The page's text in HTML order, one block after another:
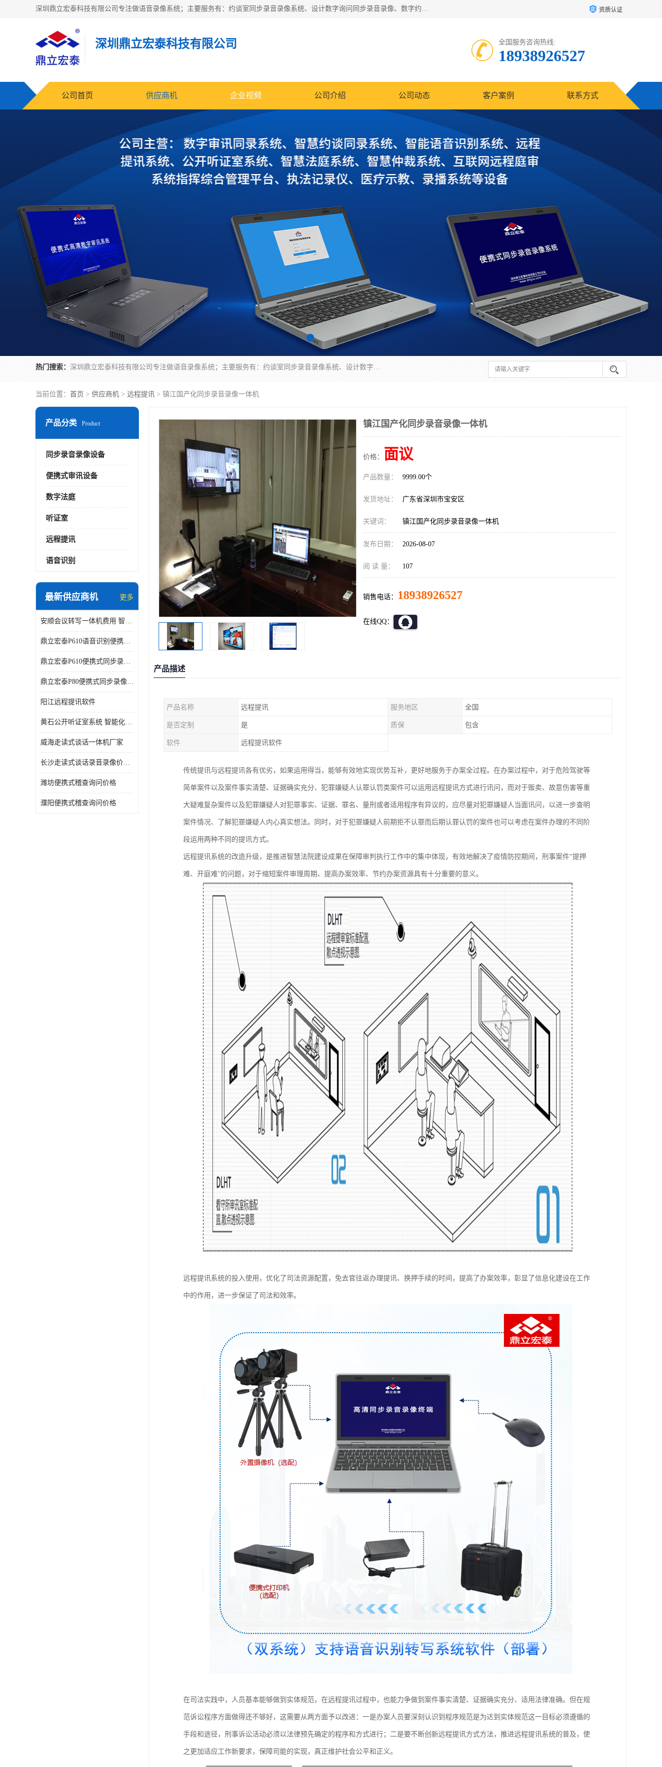
深圳鼎立宏泰科技有限公司专注做语音录像系统；主要服务有：约谈室同步录音录像系统、设计数字询问同步录音录像、数字约谈室同步录音录像、公开听证室、智慧庭审、智能语音识别转写、远程提讯（提审）、记录仪、远程指挥综合管理平台、录播系统等 资质认证
深圳鼎立宏泰科技有限公司 全国服务咨询热线:
18938926527
公司首页 供应商机 企业视频 公司介绍 公司动态 客户案例 联系方式
热门搜索： 深圳鼎立宏泰科技有限公司专注做语音录像系统；主要服务有：约谈室同步录音录像系统、设计数字询问同步录音录像、数字约谈室同步录音录像、公开听证室、智慧庭审、智能语音识别转写、远程提讯（提审）、记录仪、远程指挥综合管理平台、录播系统等
当前位置： 首页 > 供应商机 > 远程提讯 > 镇江国产化同步录音录像一体机
产品分类 Product
同步录音录像设备
便携式审讯设备
数字法庭
听证室
远程提讯
语音识别
最新供应商机 更多
安顺会议转写一体机费用 智能化水平
鼎立宏泰P610语音识别便携式同步录像设备支持双光驱加硬盘同步实时刻录哈希值加密画面合成远程指挥电子笔录温湿度音视频采集视频显示等功能于一体的移动办案终端
鼎立宏泰P610便携式同步录像设备支持双光驱加硬盘同步实时刻录哈希值加密画面合成远程指挥电子笔录温湿度音视频采集视频显示等功能于一体的移动办案终端
鼎立宏泰P80便携式同步录像设备支持双光驱加硬盘同步实时刻录哈希值加密画面合成远程指挥电子笔录温湿度音视频采集视频显示等功能于一体的移动办案终端
阳江远程提讯软件
黄石公开听证室系统 智能化水平
威海走读式谈话一体机厂家
长沙走读式谈话录音录像价格 高清录屏模式
潍坊便携式稽查询问价格
濮阳便携式稽查询问价格
镇江国产化同步录音录像一体机
价格： 面议
产品数量： 9999.00个
发货地址： 广东省深圳市宝安区
关键词： 镇江国产化同步录音录像一体机
发布日期： 2026-08-07
阅 读 量： 107
销售电话： 18938926527
在线QQ：
产品描述
产品名称 远程提讯 服务地区 全国
是否定制 是 质保 包含
软件 远程提讯软件
传统提讯与远程提讯各有优劣，如果运用得当，能够有效地实现优势互补，更好地服务于办案全过程。在办案过程中，对于危险驾驶等
简单案件以及案件事实清楚、证据确实充分、犯罪嫌疑人认罪认罚类案件可以运用远程提讯方式进行讯问，而对于贩卖、故意伤害等重
大疑难复杂案件以及犯罪嫌疑人对犯罪事实、证据、罪名、量刑或者适用程序有异议的，应尽量对犯罪嫌疑人当面讯问，以进一步查明
案件情况、了解犯罪嫌疑人内心真实想法。同时，对于犯罪嫌疑人前期拒不认罪而后期认罪认罚的案件也可以考虑在案件办理的不同阶
段运用两种不同的提讯方式。
远程提讯系统的改造升级，是推进智慧法院建设成果在保障审判执行工作中的集中体现，有效地解决了疫情防控期间，刑事案件“提押
难、开庭难”的问题，对于缩短案件审理周期、提高办案效率、节约办案资源具有十分重要的意义。
远程提讯系统的投入使用，优化了司法资源配置，免去官往返办理提讯、换押手续的时间，提高了办案效率，彰显了信息化建设在工作
中的作用，进一步保证了司法和效率。
在司法实践中，人员基本能够做到实体规范，在远程提讯过程中，也能力争做到案件事实清楚、证据确实充分、适用法律准确。但在规
范诉讼程序方面做得还不够好，这需要从两方面予以改进：一是办案人员要深刻认识到程序规范是为达到实体规范这一目标必须遵循的
手段和途径，刑事诉讼活动必须以法律预先确定的程序和方式进行；二是要不断创新远程提讯方式方法，推进远程提讯系统的普及，使
之更加适应工作新要求，保障司能的实现，真正维护社会公平和正义。